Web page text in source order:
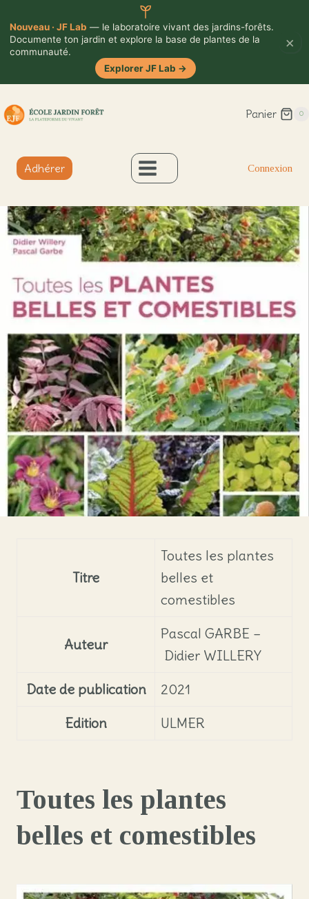
Nouveau · JF Lab — le laboratoire vivant des jardins-forêts.
Documente ton jardin et explore la base de plantes de la
communauté.
Explorer JF Lab →
×
au
Panier 0
Adhérer Connexion
Titre
Toutes les plantes
belles et
comestibles
Auteur
Pascal GARBE –
Didier WILLERY
Date de publication
2021
Edition
ULMER
Toutes les plantes
belles et comestibles